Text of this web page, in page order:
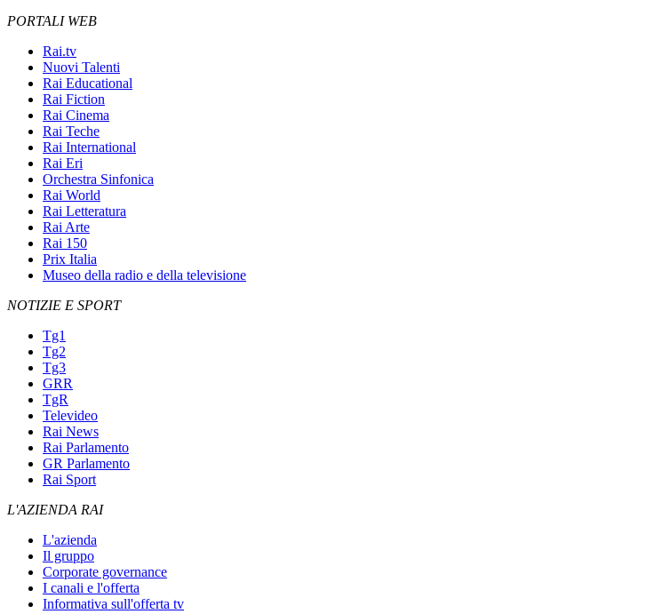
PORTALI WEB
Rai.tv
Nuovi Talenti
Rai Educational
Rai Fiction
Rai Cinema
Rai Teche
Rai International
Rai Eri
Orchestra Sinfonica
Rai World
Rai Letteratura
Rai Arte
Rai 150
Prix Italia
Museo della radio e della televisione
NOTIZIE E SPORT
Tg1
Tg2
Tg3
GRR
TgR
Televideo
Rai News
Rai Parlamento
GR Parlamento
Rai Sport
L'AZIENDA RAI
L'azienda
Il gruppo
Corporate governance
I canali e l'offerta
Informativa sull'offerta tv